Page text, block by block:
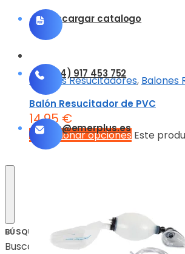
Descargar catalogo
(+34) 917 453 752
info@emerplus.es
BÚSQUEDA
Buscar:
Balones Resucitadores, Balones
Balón Resucitador de PVC
14,95 €
Seleccionar opciones Este